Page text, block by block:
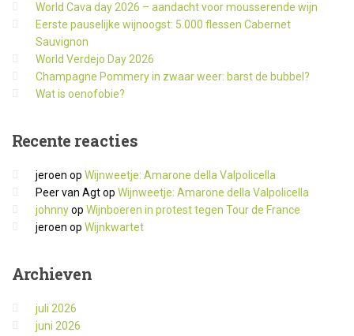
World Cava day 2026 – aandacht voor mousserende wijn
Eerste pauselijke wijnoogst: 5.000 flessen Cabernet
Sauvignon
World Verdejo Day 2026
Champagne Pommery in zwaar weer: barst de bubbel?
Wat is oenofobie?
Recente reacties
jeroen op Wijnweetje: Amarone della Valpolicella
Peer van Agtop Wijnweetje: Amarone della Valpolicella
johnnyop Wijnboeren in protest tegen Tour de France
jeroen op Wijnkwartet
Archieven
juli 2026
juni 2026